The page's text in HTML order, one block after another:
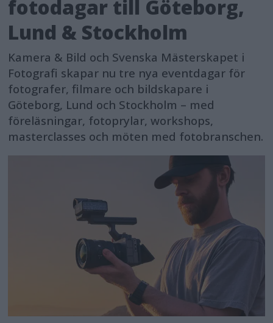
fotodagar till Göteborg,
Lund & Stockholm
Kamera & Bild och Svenska Mästerskapet i
Fotografi skapar nu tre nya eventdagar för
fotografer, filmare och bildskapare i
Göteborg, Lund och Stockholm – med
föreläsningar, fotoprylar, workshops,
masterclasses och möten med fotobranschen.